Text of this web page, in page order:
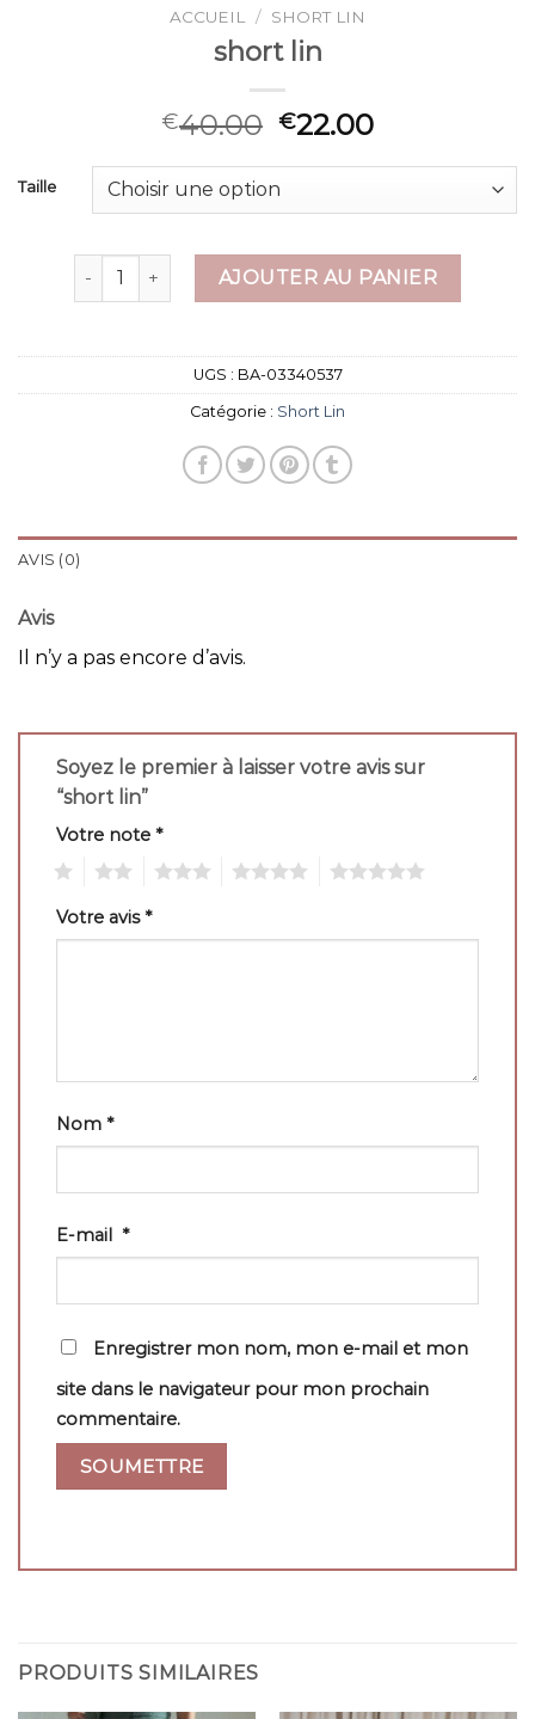
ACCUEIL / SHORT LIN
short lin
€40.00 €22.00
Taille
quantité de short linAJOUTER AU PANIER
UGS : BA-03340537
Catégorie : Short Lin
AVIS (0)
Avis
Il n’y a pas encore d’avis.
Soyez le premier à laisser votre avis sur
“short lin”
Votre note *
Votre avis*
Nom *
E-mail *
Enregistrer mon nom, mon e-mail et mon
site dans le navigateur pour mon prochain
commentaire.
PRODUITS SIMILAIRES